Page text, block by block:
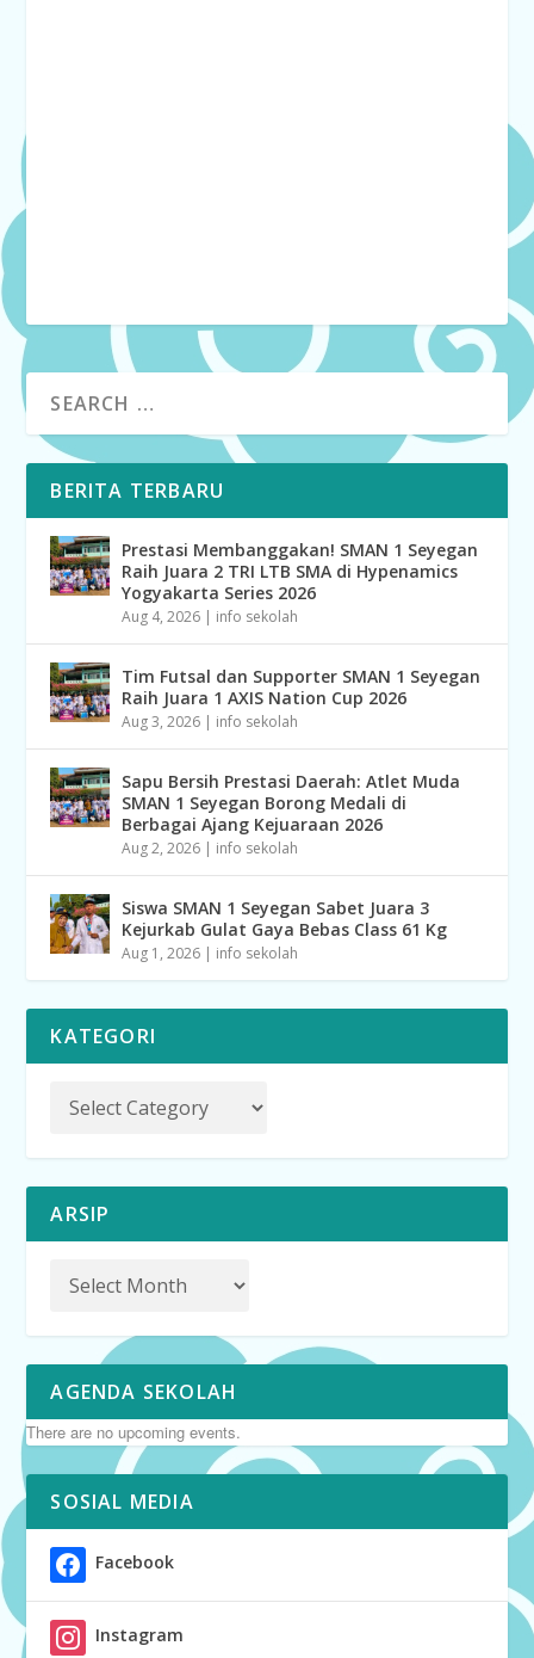
BERITA TERBARU
Prestasi Membanggakan! SMAN 1 Seyegan
Raih Juara 2 TRI LTB SMA di Hypenamics
Yogyakarta Series 2026
Aug 4, 2026 | info sekolah
Tim Futsal dan Supporter SMAN 1 Seyegan
Raih Juara 1 AXIS Nation Cup 2026
Aug 3, 2026 | info sekolah
Sapu Bersih Prestasi Daerah: Atlet Muda
SMAN 1 Seyegan Borong Medali di
Berbagai Ajang Kejuaraan 2026
Aug 2, 2026 | info sekolah
Siswa SMAN 1 Seyegan Sabet Juara 3
Kejurkab Gulat Gaya Bebas Class 61 Kg
Aug 1, 2026 | info sekolah
KATEGORI
ARSIP
AGENDA SEKOLAH
There are no upcoming events.
SOSIAL MEDIA
Facebook
Instagram